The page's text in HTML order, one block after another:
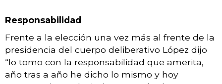
Responsabilidad
Frente a la elección una vez más al frente de la
presidencia del cuerpo deliberativo López dijo
“lo tomo con la responsabilidad que amerita,
año tras a año he dicho lo mismo y hoy